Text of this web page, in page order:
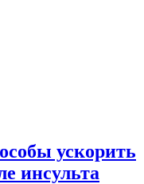
ускорить
инсульта